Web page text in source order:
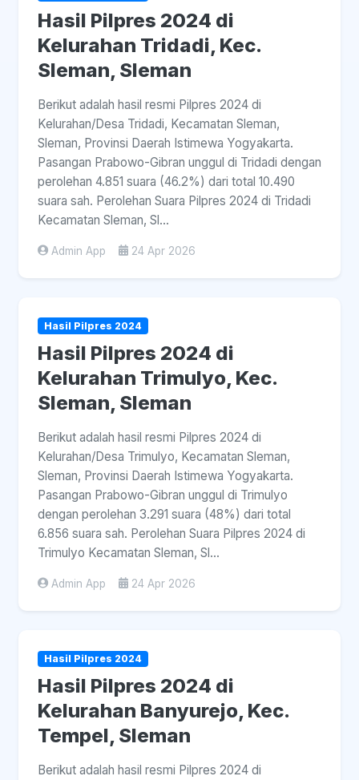
Hasil Pilpres 2024 di
Kelurahan Tridadi, Kec.
Sleman, Sleman
Berikut adalah hasil resmi Pilpres 2024 di
Kelurahan/Desa Tridadi, Kecamatan Sleman,
Sleman, Provinsi Daerah Istimewa Yogyakarta.
Pasangan Prabowo-Gibran unggul di Tridadi dengan
perolehan 4.851 suara (46.2%) dari total 10.490
suara sah. Perolehan Suara Pilpres 2024 di Tridadi
Kecamatan Sleman, Sl...
Admin App 24 Apr 2026
Hasil Pilpres 2024
Hasil Pilpres 2024 di
Kelurahan Trimulyo, Kec.
Sleman, Sleman
Berikut adalah hasil resmi Pilpres 2024 di
Kelurahan/Desa Trimulyo, Kecamatan Sleman,
Sleman, Provinsi Daerah Istimewa Yogyakarta.
Pasangan Prabowo-Gibran unggul di Trimulyo
dengan perolehan 3.291 suara (48%) dari total
6.856 suara sah. Perolehan Suara Pilpres 2024 di
Trimulyo Kecamatan Sleman, Sl...
Admin App 24 Apr 2026
Hasil Pilpres 2024
Hasil Pilpres 2024 di
Kelurahan Banyurejo, Kec.
Tempel, Sleman
Berikut adalah hasil resmi Pilpres 2024 di